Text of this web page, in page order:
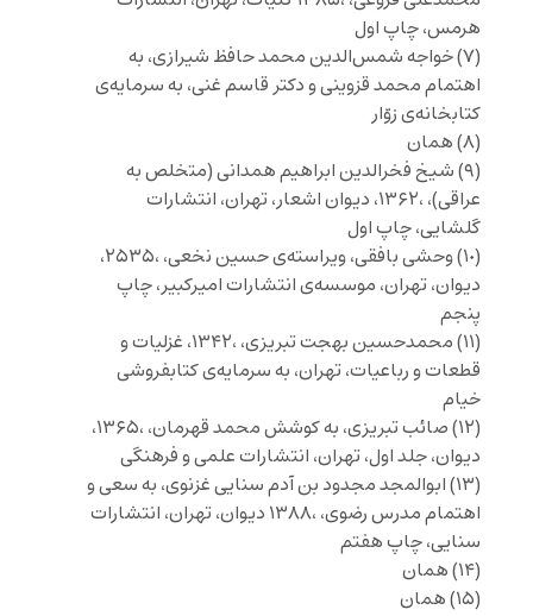
هرمس، چاپ اول
(۷) خواجه شمس‌الدین محمد حافظ شیرازی، به
اهتمام محمد قزوینی و دکتر قاسم غنی، به سرمایه‌ی
کتابخانه‌ی زوّار
(۸) همان
(۹) شیخ فخرالدین ابراهیم همدانی (متخلص به
عراقی)، ،۱۳۶۲، دیوان اشعار، تهران، انتشارات
گلشایی، چاپ اول
(۱٠) وحشی بافقی، ویراسته‌ی حسین نخعی، ،۲۵۳۵،
دیوان، تهران، موسسه‌ی انتشارات امیرکبیر، چاپ
پنجم
(۱۱) محمدحسین بهجت تبریزی، ،۱۳۴۲، غزلیات و
قطعات و رباعیات، تهران، به سرمایه‌ی کتابفروشی
خیام
(۱۲) صائب تبریزی، به کوشش محمد قهرمان، ،۱۳۶۵،
دیوان، جلد اول، تهران، انتشارات علمی و فرهنگی
(۱۳) ابوالمجد مجدود بن آدم سنایی غزنوی، به سعی و
اهتمام مدرس رضوی، ،۱۳۸۸ دیوان، تهران، انتشارات
سنایی، چاپ هفتم
(۱۴) همان
(۱۵) همان